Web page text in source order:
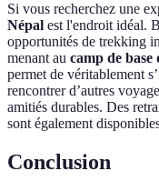
Si vous recherchez une
Népal est l'endroit idéal.
opportunités de trekking
menant au camp de base
permet de véritablement
rencontrer d’autres
amitiés durables. Des
sont également
Conclusion